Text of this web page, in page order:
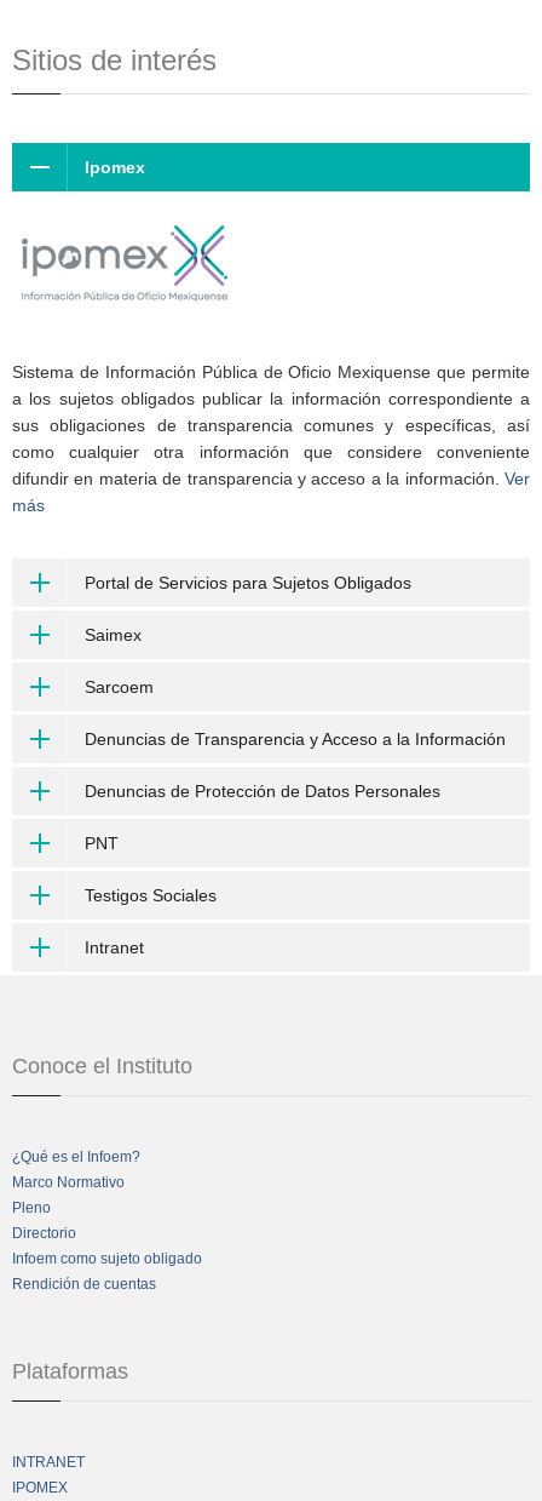
Sitios de interés
Ipomex
Sistema de Información Pública de Oficio Mexiquense que permite
a los sujetos obligados publicar la información correspondiente a
sus obligaciones de transparencia comunes y específicas, así
como cualquier otra información que considere conveniente
difundir en materia de transparencia y acceso a la información. Ver
más
Portal de Servicios para Sujetos Obligados
Saimex
Sarcoem
Denuncias de Transparencia y Acceso a la Información
Denuncias de Protección de Datos Personales
PNT
Testigos Sociales
Intranet
Conoce el Instituto
¿Qué es el Infoem?
Marco Normativo
Pleno
Directorio
Infoem como sujeto obligado
Rendición de cuentas
Plataformas
INTRANET
IPOMEX